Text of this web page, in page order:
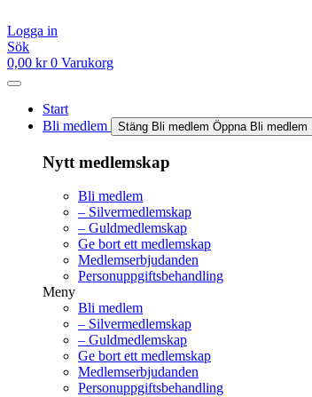
till
innehåll
Logga in
Sök
0,00 kr 0 Varukorg
Start
Bli medlem
Stäng Bli medlem Öppna Bli medlem
Nytt medlemskap
Bli medlem
– Silvermedlemskap
– Guldmedlemskap
Ge bort ett medlemskap
Medlemserbjudanden
Personuppgiftsbehandling
Meny
Bli medlem
– Silvermedlemskap
– Guldmedlemskap
Ge bort ett medlemskap
Medlemserbjudanden
Personuppgiftsbehandling